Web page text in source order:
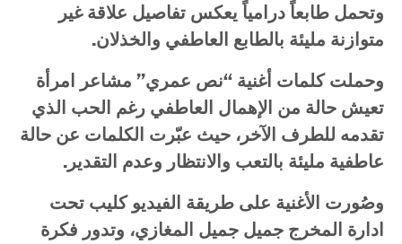
وتحمل طابعاً درامياً يعكس تفاصيل علاقة غير
متوازنة مليئة بالطابع العاطفي والخذلان.
وحملت كلمات أغنية “نص عمري” مشاعر امرأة
تعيش حالة من الإهمال العاطفي رغم الحب الذي
تقدمه للطرف الآخر، حيث عبّرت الكلمات عن حالة
عاطفية مليئة بالتعب والانتظار وعدم التقدير.
وصُورت الأغنية على طريقة الفيديو كليب تحت
ادارة المخرج جميل جميل المغازي، وتدور فكرة